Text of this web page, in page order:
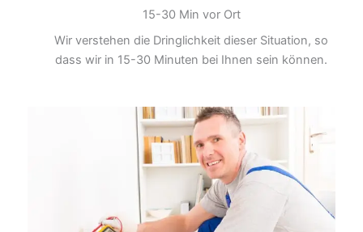
15-30 Min vor Ort
Wir verstehen die Dringlichkeit dieser Situation, so
dass wir in 15-30 Minuten bei Ihnen sein können.